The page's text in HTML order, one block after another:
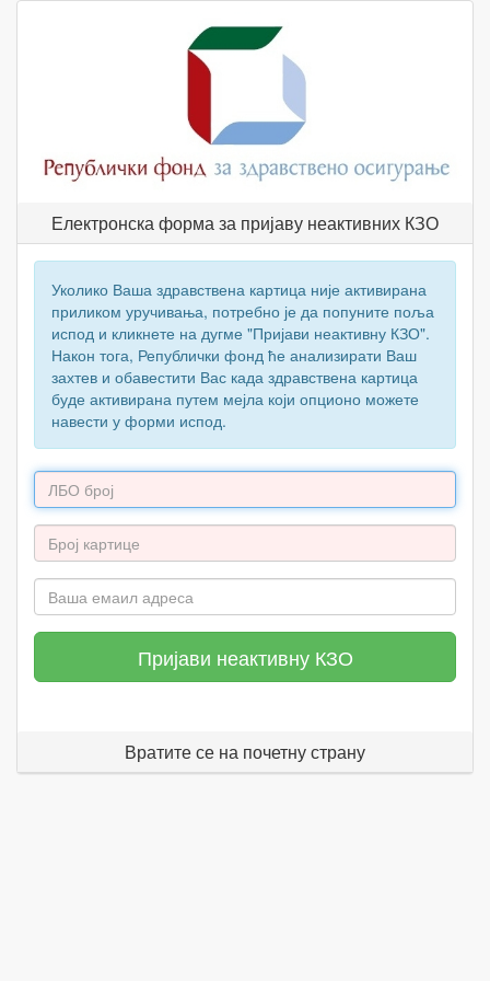
Електронска форма за пријаву неактивних КЗО
Уколико Ваша здравствена картица није активирана
приликом уручивања, потребно је да попуните поља
испод и кликнете на дугме "Пријави неактивну КЗО".
Након тога, Републички фонд ће анализирати Ваш
захтев и обавестити Вас када здравствена картица
буде активирана путем мејла који опционо можете
навести у форми испод.
Пријави неактивну КЗО
Вратите се на почетну страну